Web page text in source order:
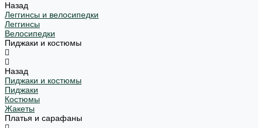
Назад
Леггинсы и велосипедки
Леггинсы
Велосипедки
Пиджаки и костюмы
Назад
Пиджаки и костюмы
Пиджаки
Костюмы
Жакеты
Платья и сарафаны